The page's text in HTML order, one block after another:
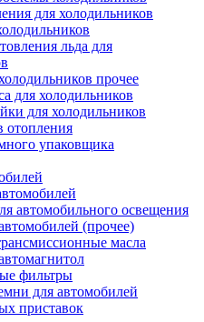
для холодильников
льда для
прочее
для холодильников
для холодильников
отопления
упаковщика
автомобильного освещения
(прочее)
масла
фильтры
для автомобилей
приставок